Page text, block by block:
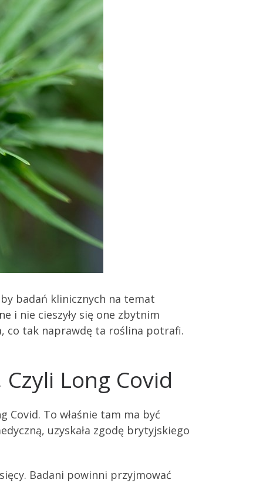
badań klinicznych na temat
i nie cieszyły się one zbytnim
co tak naprawdę ta roślina potrafi.
Long Covid
Covid. To właśnie tam ma być
uzyskała zgodę brytyjskiego
Badani powinni przyjmować